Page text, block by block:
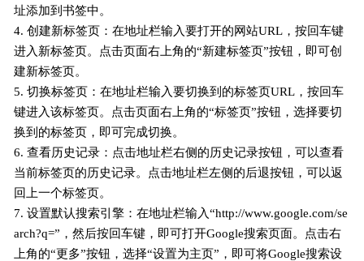
址添加到书签中。
4. 创建新标签页：在地址栏输入要打开的网站URL，按回车键
进入新标签页。点击页面右上角的“新建标签页”按钮，即可创
建新标签页。
5. 切换标签页：在地址栏输入要切换到的标签页URL，按回车
键进入该标签页。点击页面右上角的“标签页”按钮，选择要切
换到的标签页，即可完成切换。
6. 查看历史记录：点击地址栏右侧的历史记录按钮，可以查看
当前标签页的历史记录。点击地址栏左侧的后退按钮，可以返
回上一个标签页。
7. 设置默认搜索引擎：在地址栏输入“http://www.google.com/se
arch?q=”，然后按回车键，即可打开Google搜索页面。点击右
上角的“更多”按钮，选择“设置为主页”，即可将Google搜索设